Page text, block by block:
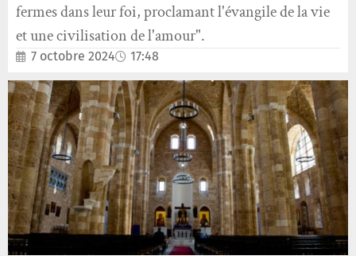
fermes dans leur foi, proclamant l'évangile de la vie
et une civilisation de l'amour".
7 octobre 2024 17:48